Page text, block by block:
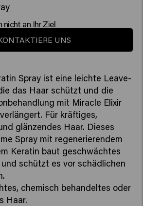
nicht an Ihr Ziel
UNS
Spray ist eine leichte Leave-
das Haar schützt und die
mit Miracle Elixir
Für kräftiges,
glänzendes Haar. Dieses
Spray mit regenerierendem
Keratin baut geschwächtes
schützt es vor schädlichen
chemisch behandeltes oder
Haar.